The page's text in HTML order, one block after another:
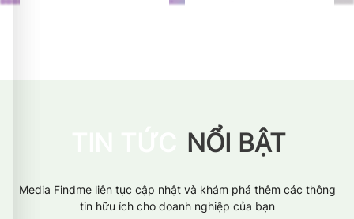
NỔI BẬT
Media Findme liên tục cập nhật và khám phá thêm các thông
tin hữu ích cho doanh nghiệp của bạn